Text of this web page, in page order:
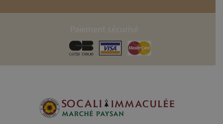
Paiement sécurisé